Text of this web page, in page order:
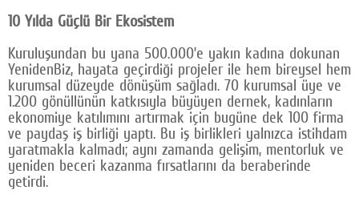
10 Yılda Güçlü Bir Ekosistem
Kuruluşundan bu yana 500.000’e yakın kadına dokunan
YenidenBiz, hayata geçirdiği projeler ile hem bireysel hem
kurumsal düzeyde dönüşüm sağladı. 70 kurumsal üye ve
1.200 gönüllünün katkısıyla büyüyen dernek, kadınların
ekonomiye katılımını artırmak için bugüne dek 100 firma
ve paydaş iş birliği yaptı. Bu iş birlikleri yalnızca istihdam
yaratmakla kalmadı; aynı zamanda gelişim, mentorluk ve
yeniden beceri kazanma fırsatlarını da beraberinde
getirdi.